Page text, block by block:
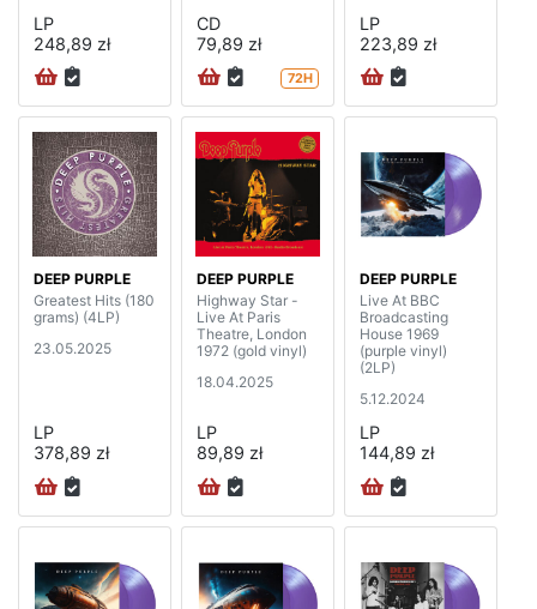
LP
248,89 zł
CD
79,89 zł
72H
LP
223,89 zł
DEEP PURPLE
Greatest Hits (180
grams) (4LP)
23.05.2025
LP
378,89 zł
DEEP PURPLE
Highway Star -
Live At Paris
Theatre, London
1972 (gold vinyl)
18.04.2025
LP
89,89 zł
DEEP PURPLE
Live At BBC
Broadcasting
House 1969
(purple vinyl)
(2LP)
5.12.2024
LP
144,89 zł